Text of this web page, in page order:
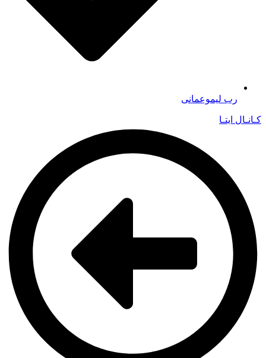
رب لیموعمانی
کـانـال ایتـا